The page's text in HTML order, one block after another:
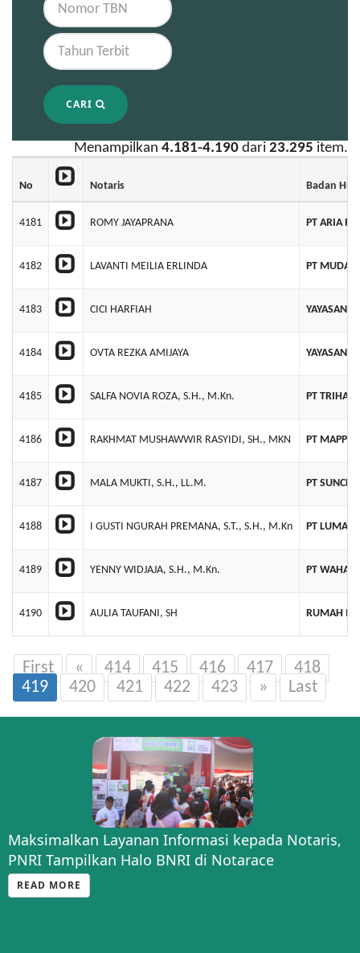
CARI
Menampilkan 4.181-4.190 dari 23.295 item.
No Notaris Badan
4181 ROMY JAYAPRANA PT ARIA
4182 LAVANTI MEILIA ERLINDA PT MUDA
4183 CICI HARFIAH YAYASAN
4184 OVTA REZKA AMIJAYA YAYASAN
4185 SALFA NOVIA ROZA, S.H., M.Kn. PT
4186 RAKHMAT MUSHAWWIR RASYIDI, SH., MKN PT
4187 MALA MUKTI, S.H., LL.M. PT
4188 I GUSTI NGURAH PREMANA, S.T., S.H., M.Kn PT LUMA
4189 YENNY WIDJAJA, S.H., M.Kn. PT
4190 AULIA TAUFANI, SH RUMAH
First « 414 415 416 417
418
419
420 421 422 423 » Last
Maksimalkan Layanan Informasi kepada Notaris,
PNRI Tampilkan Halo BNRI di Notarace
READ MORE